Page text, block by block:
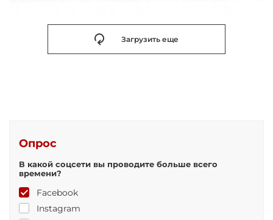
Загрузить еще
Опрос
В какой соцсети вы проводите больше всего
времени?
Facebook
Instagram